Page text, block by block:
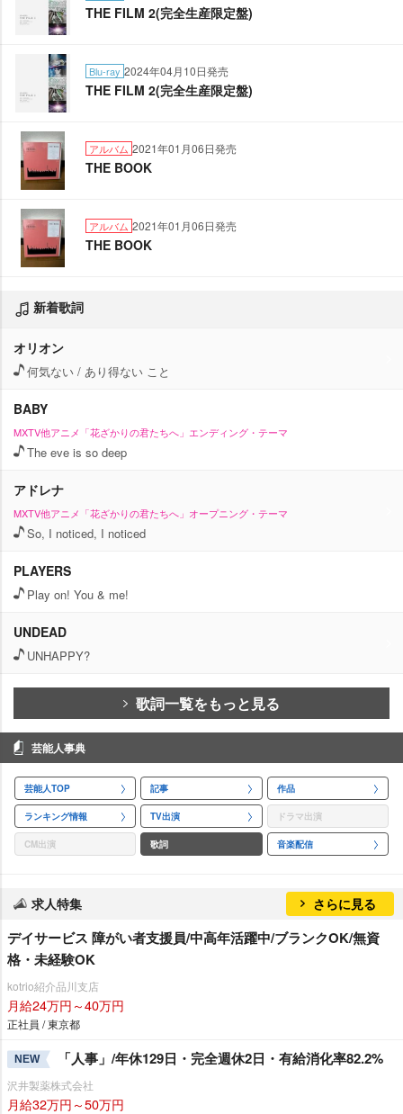
THE FILM 2(完全生産限定盤)
Blu-ray 2024年04月10日発売
THE FILM 2(完全生産限定盤)
アルバム 2021年01月06日発売
THE BOOK
アルバム 2021年01月06日発売
THE BOOK
新着歌詞
オリオン
何気ない / あり得ない こと
BABY
MXTV他アニメ「花ざかりの君たちへ」エンディング・テーマ
The eve is so deep
アドレナ
MXTV他アニメ「花ざかりの君たちへ」オープニング・テーマ
So, I noticed, I noticed
PLAYERS
Play on! You & me!
UNDEAD
UNHAPPY?
歌詞一覧をもっと見る
芸能人事典
芸能人TOP 記事 作品
ランキング情報 TV出演 ドラマ出演
CM出演 歌詞 音楽配信
求人特集 さらに見る
デイサービス 障がい者支援員/中高年活躍中/ブランクOK/無資
格・未経験OK
kotrio紹介品川支店
月給24万円～40万円
正社員 / 東京都
NEW 「人事」/年休129日・完全週休2日・有給消化率82.2%
沢井製薬株式会社
月給32万円～50万円